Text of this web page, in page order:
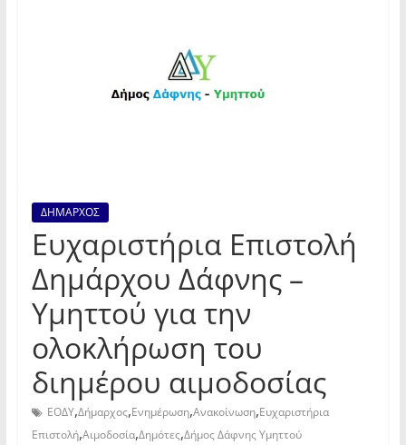
ΔΗΜΑΡΧΟΣ
Ευχαριστήρια Επιστολή
Δημάρχου Δάφνης –
Υμηττού για την
ολοκλήρωση του
διημέρου αιμοδοσίας
ΕΟΔΥ,Δήμαρχος,Ενημέρωση,Ανακοίνωση,Ευχαριστήρια
Επιστολή,Αιμοδοσία,Δημότες,Δήμος Δάφνης Υμηττού